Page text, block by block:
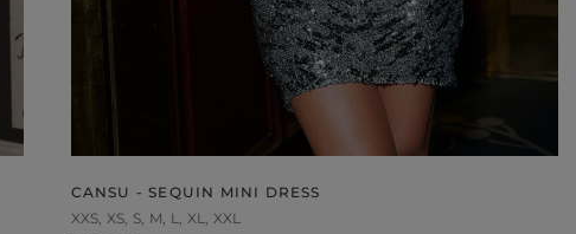
CANSU - SEQUIN MINI DRESS
XXS XS S M L XL XXL